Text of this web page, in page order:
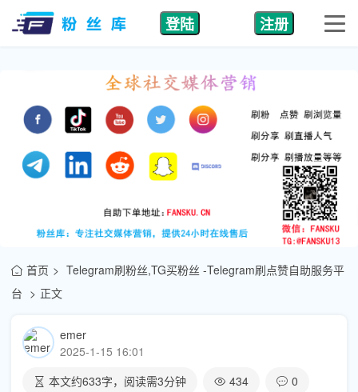
登陆 注册
首页
Telegram刷粉丝,TG买粉丝 -Telegram刷点赞自助服务平
台
正文
emer
2025-1-15 16:01
本文约633字，阅读需3分钟 434 0